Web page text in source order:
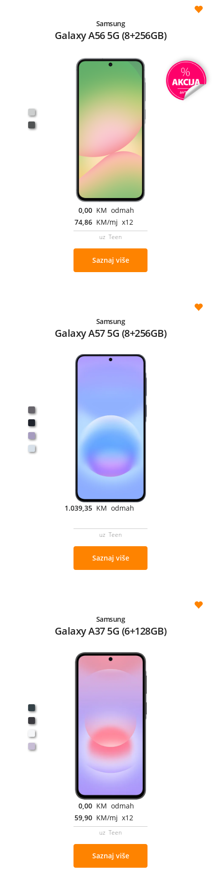
Samsung
Galaxy A56 5G (8+256GB)
0,00 KM odmah
74,86 KM/mj x12
uz Teen
Saznaj više
Samsung
Galaxy A57 5G (8+256GB)
1.039,35 KM odmah
uz Teen
Saznaj više
Samsung
Galaxy A37 5G (6+128GB)
0,00 KM odmah
59,90 KM/mj x12
uz Teen
Saznaj više